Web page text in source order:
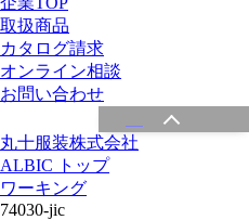
取扱商品
カタログ請求
オンライン相談
お問い合わせ
丸十服装株式会社
ALBIC トップ
ワーキング
74030-jic